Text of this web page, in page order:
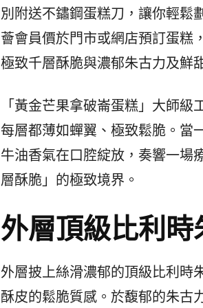
別附送不鏽鋼蛋糕刀，讓你輕鬆
薈會員價於門市或網店預訂蛋糕
極致千層酥脆與濃郁朱古力及鮮
「黃金芒果拿破崙蛋糕」大師
每層都薄如蟬翼、極致鬆脆。當
牛油香氣在口腔綻放，奏響一場
層酥脆」的極致境界。
外層頂級比利
外層披上絲滑濃郁的頂級比利時
酥皮的鬆脆質感。於馥郁的朱古